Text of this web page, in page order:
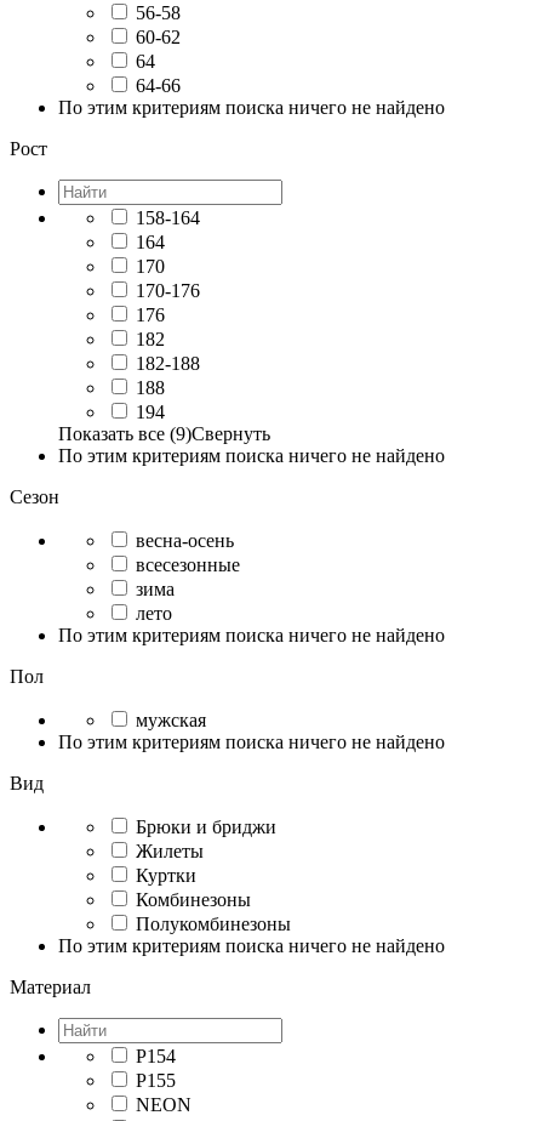
56-58
60-62
64
64-66
По этим критериям поиска ничего не найдено
Рост
158-164
164
170
170-176
176
182
182-188
188
194
Показать все (9)Свернуть
По этим критериям поиска ничего не найдено
Сезон
весна-осень
всесезонные
зима
лето
По этим критериям поиска ничего не найдено
Пол
мужская
По этим критериям поиска ничего не найдено
Вид
Брюки и бриджи
Жилеты
Куртки
Комбинезоны
Полукомбинезоны
По этим критериям поиска ничего не найдено
Материал
P154
P155
NEON